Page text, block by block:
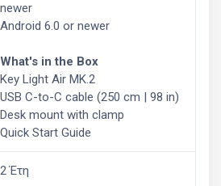
newer
Android 6.0 or newer
What's in the Box
Key Light Air MK.2
USB C-to-C cable (250 cm | 98 in)
Desk mount with clamp
Quick Start Guide
2 Έτη